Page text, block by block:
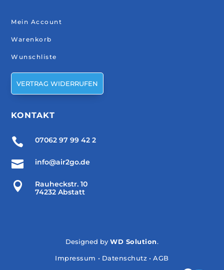
Mein Account
Warenkorb
Wunschliste
VERTRAG WIDERRUFEN
KONTAKT
 07062 97 99 42 2
 info@air2go.de

Rauheckstr. 10
74232 Abstatt
Designed byWD Solution.
Impressum • Datenschutz • AGB